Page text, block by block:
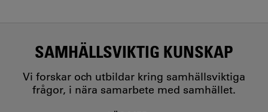
SAMHÄLLSVIKTIG KUNSKAP
Vi forskar och utbildar kring samhällsviktiga
frågor, i nära samarbete med samhället.